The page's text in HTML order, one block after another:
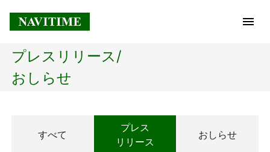
トップページ
経営理念
プレスリリース/
おしらせ
すべて
プレス
リリース
おしらせ